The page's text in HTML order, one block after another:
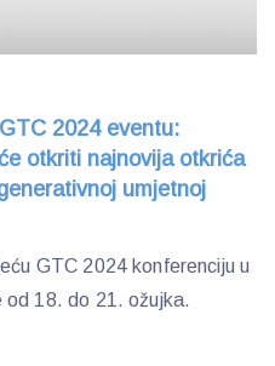
2024 eventu:
otkriti najnovija otkrića
umjetnoj
GTC 2024 konferenciju u
od 18. do 21. ožujka.